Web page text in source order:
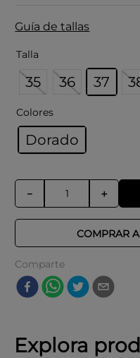
Guía de tallas
Talla
35 36 37
Colores
Dorado
＋
－
COMPRAR
Comparte
Explora